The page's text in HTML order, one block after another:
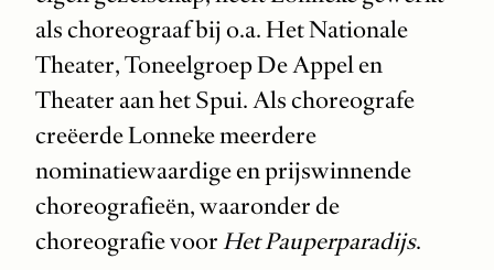
als choreograaf bij o.a. Het Nationale
Theater, Toneelgroep De Appel en
Theater aan het Spui. Als choreografe
creëerde Lonneke meerdere
nominatiewaardige en prijswinnende
choreografieën, waaronder de
choreografie voorHet Pauperparadijs.